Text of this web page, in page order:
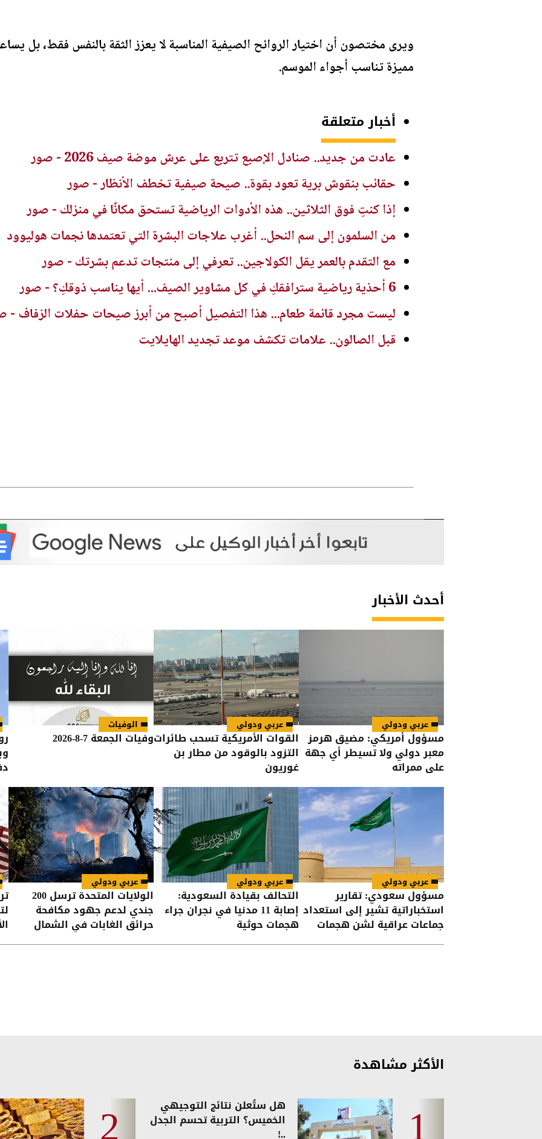
ويرى مختصون أن اختيار الروائح الصيفية المناسبة لا يعزز الثقة بالنفس فقط، بل
مميزة تناسب أجواء الموسم.
أخبار متعلقة
عادت من جديد.. صنادل الإصبع تتربع على عرش موضة صيف 2026 - صور
حقائب بنقوش برية تعود بقوة.. صيحة صيفية تخطف الأنظار - صور
إذا كنتِ فوق الثلاثين.. هذه الأدوات الرياضية تستحق مكانًا في منزلك - صور
من السلمون إلى سم النحل.. أغرب علاجات البشرة التي تعتمدها نجمات هوليوود
مع التقدم بالعمر يقل الكولاجين.. تعرفي إلى منتجات تدعم بشرتك - صور
6 أحذية رياضية سترافقكِ في كل مشاوير الصيف... أيها يناسب ذوقكِ؟ - صور
ليست مجرد قائمة طعام... هذا التفصيل أصبح من أبرز صيحات حفلات الزفاف -
قبل الصالون.. علامات تكشف موعد تجديد الهايلايت
أحدث الأخبار
عربي ودولي
مسؤول أمريكي: مضيق هرمز
معبر دولي ولا تسيطر أي جهة
على ممراته
عربي ودولي
القوات الأمريكية تسحب طائرات
التزود بالوقود من مطار بن
غوريون
الوفيات
وفيات الجمعة 7-8-2026
عربي ودولي
مسؤول سعودي: تقارير
استخباراتية تشير إلى استعداد
جماعات عراقية لشن هجمات
عربي ودولي
التحالف بقيادة السعودية:
إصابة 11 مدنيا في نجران جراء
هجمات حوثية
عربي ودولي
الولايات المتحدة ترسل 200
جندي لدعم جهود مكافحة
حرائق الغابات في الشمال
الأكثر مشاهدة
هل ستُعلن نتائج التوجيهي
الخميس؟ التربية تحسم الجدل
..!